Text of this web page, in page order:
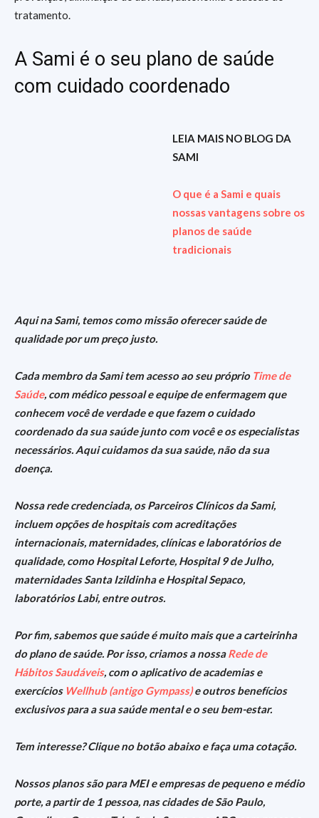
tratamento.
A Sami é o seu plano de saúde
com cuidado coordenado
LEIA MAIS NO BLOG DA
SAMI
O que é a Sami e quais
nossas vantagens sobre os
planos de saúde
tradicionais
Aqui na Sami, temos como missão oferecer saúde de
qualidade por um preço justo.
Cada membro da Sami tem acesso ao seu próprio Time de
Saúde, com médico pessoal e equipe de enfermagem que
conhecem você de verdade e que fazem o cuidado
coordenado da sua saúde junto com você e os especialistas
necessários. Aqui cuidamos da sua saúde, não da sua
doença.
Nossa rede credenciada, os Parceiros Clínicos da Sami,
incluem opções de hospitais com acreditações
internacionais, maternidades, clínicas e laboratórios de
qualidade, como Hospital Leforte, Hospital 9 de Julho,
maternidades Santa Izildinha e Hospital Sepaco,
laboratórios Labi, entre outros.
Por fim, sabemos que saúde é muito mais que a carteirinha
do plano de saúde. Por isso, criamos a nossaRede de
Hábitos Saudáveis, com o aplicativo de academias e
exercícios Wellhub (antigo Gympass)e outros benefícios
exclusivos para a sua saúde mental e o seu bem-estar.
Tem interesse? Clique no botão abaixo e faça uma cotação.
Nossos planos são para MEI e empresas de pequeno e médio
porte, a partir de 1 pessoa, nas cidades de São Paulo,